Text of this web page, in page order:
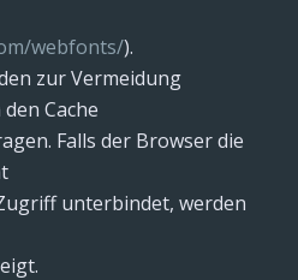
webfonts/).
zur Vermeidung
Cache
Falls der Browser die
unterbindet, werden